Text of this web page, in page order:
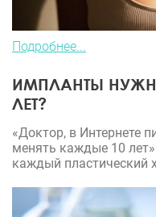
Подробнее...
ИМПЛАНТЫ
ЛЕТ?
«Доктор, в Интернете
менять каждые 10
каждый пластический